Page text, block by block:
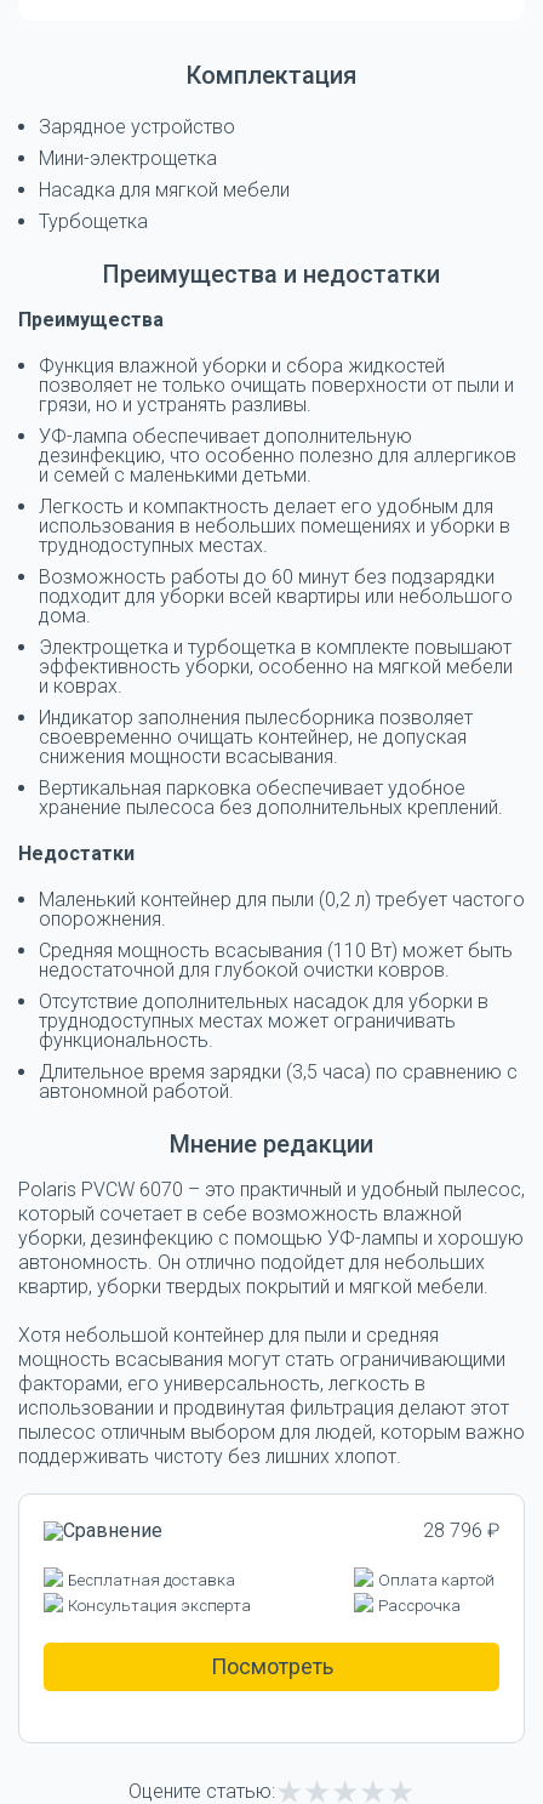
Комплектация
Зарядное устройство
Мини-электрощетка
Насадка для мягкой мебели
Турбощетка
Преимущества и недостатки
Преимущества
Функция влажной уборки и сбора жидкостей
позволяет не только очищать поверхности от пыли и
грязи, но и устранять разливы.
УФ-лампа обеспечивает дополнительную
дезинфекцию, что особенно полезно для аллергиков
и семей с маленькими детьми.
Легкость и компактность делает его удобным для
использования в небольших помещениях и уборки в
труднодоступных местах.
Возможность работы до 60 минут без подзарядки
подходит для уборки всей квартиры или небольшого
дома.
Электрощетка и турбощетка в комплекте повышают
эффективность уборки, особенно на мягкой мебели
и коврах.
Индикатор заполнения пылесборника позволяет
своевременно очищать контейнер, не допуская
снижения мощности всасывания.
Вертикальная парковка обеспечивает удобное
хранение пылесоса без дополнительных креплений.
Недостатки
Маленький контейнер для пыли (0,2 л) требует частого
опорожнения.
Средняя мощность всасывания (110 Вт) может быть
недостаточной для глубокой очистки ковров.
Отсутствие дополнительных насадок для уборки в
труднодоступных местах может ограничивать
функциональность.
Длительное время зарядки (3,5 часа) по сравнению с
автономной работой.
Мнение редакции
Polaris PVCW 6070 – это практичный и удобный пылесос,
который сочетает в себе возможность влажной
уборки, дезинфекцию с помощью УФ-лампы и хорошую
автономность. Он отлично подойдет для небольших
квартир, уборки твердых покрытий и мягкой мебели.
Хотя небольшой контейнер для пыли и средняя
мощность всасывания могут стать ограничивающими
факторами, его универсальность, легкость в
использовании и продвинутая фильтрация делают этот
пылесос отличным выбором для людей, которым важно
поддерживать чистоту без лишних хлопот.
28 796 ₽
Бесплатная доставка
Оплата картой
Консультация эксперта
Рассрочка
Посмотреть
Оцените статью: